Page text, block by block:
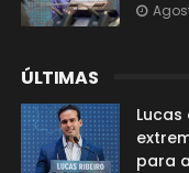
ÚLTIMAS
para